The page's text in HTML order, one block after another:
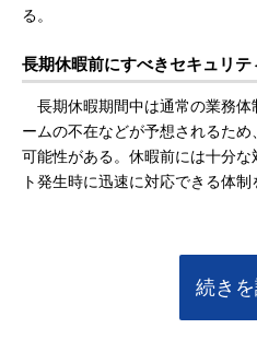
る。
長期休暇前にすべきセキュリ
長期休暇期間中は通常の業務体
ームの不在などが予想されるた
可能性がある。休暇前には十分
ト発生時に迅速に対応できる体制
続き